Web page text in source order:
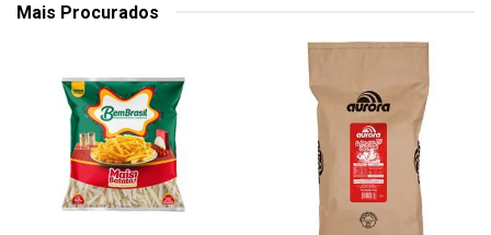
Mais Procurados